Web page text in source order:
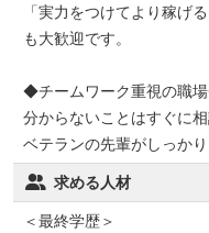
「実力をつけてより稼げ
も大歓迎です。
◆チームワーク重視の職
分からないことはすぐに
ベテランの先輩がしっか
求める人材
＜最終学歴＞